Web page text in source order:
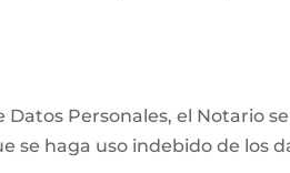
Datos Personales, el Notario
se haga uso indebido de los